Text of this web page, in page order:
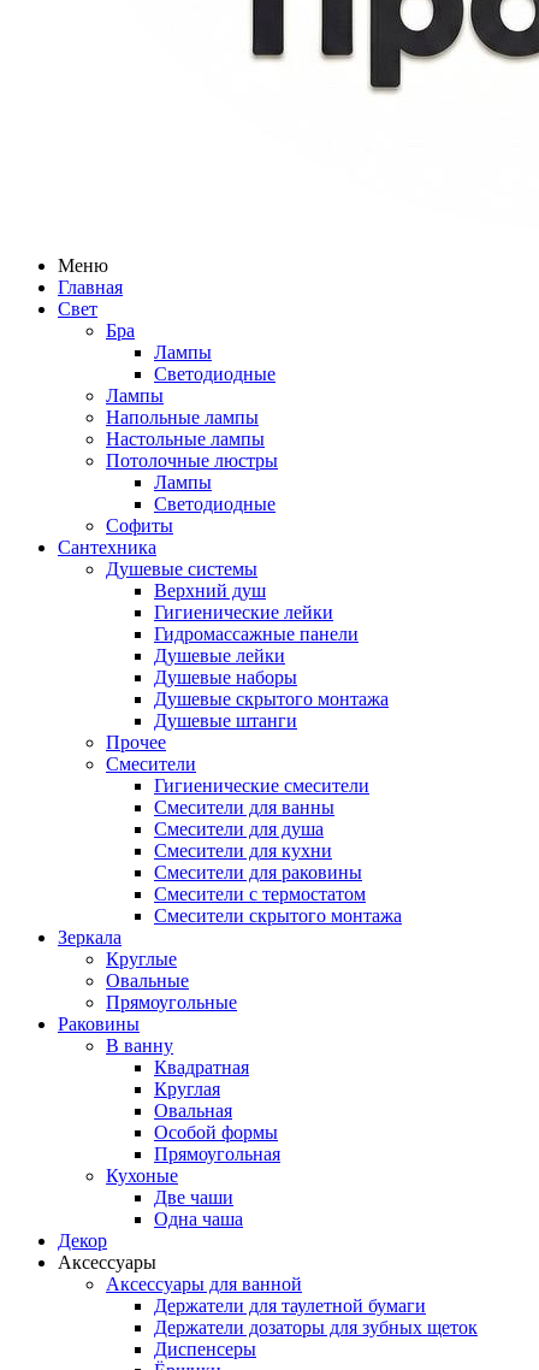
Меню
Главная
Свет
Бра
Лампы
Светодиодные
Лампы
Напольные лампы
Настольные лампы
Потолочные люстры
Лампы
Светодиодные
Софиты
Сантехника
Душевые системы
Верхний душ
Гигиенические лейки
Гидромассажные панели
Душевые лейки
Душевые наборы
Душевые скрытого монтажа
Душевые штанги
Прочее
Смесители
Гигиенические смесители
Смесители для ванны
Смесители для душа
Смесители для кухни
Смесители для раковины
Смесители с термостатом
Смесители скрытого монтажа
Зеркала
Круглые
Овальные
Прямоугольные
Раковины
В ванну
Квадратная
Круглая
Овальная
Особой формы
Прямоугольная
Кухоные
Две чаши
Одна чаша
Декор
Аксессуары
Аксессуары для ванной
Держатели для таулетной бумаги
Держатели дозаторы для зубных щеток
Диспенсеры